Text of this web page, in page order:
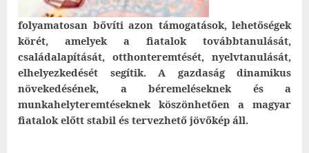
folyamatosan bővíti azon támogatások, lehetőségek
körét, amelyek a fiatalok továbbtanulását,
családalapítását, otthonteremtését, nyelvtanulását,
elhelyezkedését segítik. A gazdaság dinamikus
növekedésének, a béremeléseknek és a
munkahelyteremtéseknek köszönhetően a magyar
fiatalok előtt stabil és tervezhető jövőkép áll.